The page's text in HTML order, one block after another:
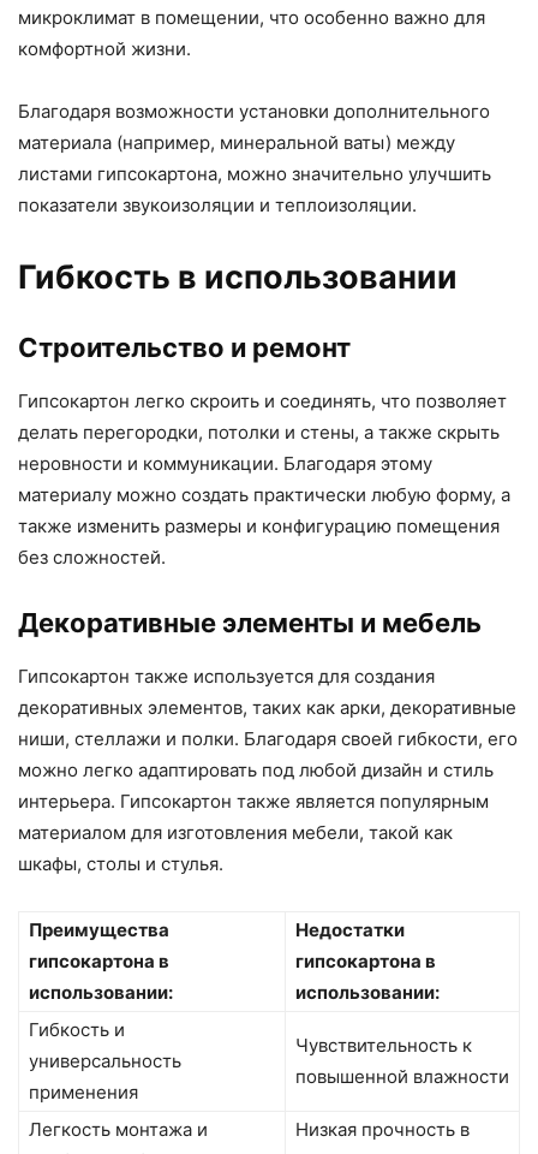
микроклимат в помещении, что особенно важно для
комфортной жизни.
Благодаря возможности установки дополнительного
материала (например, минеральной ваты) между
листами гипсокартона, можно значительно улучшить
показатели звукоизоляции и теплоизоляции.
Гибкость в использовании
Строительство и ремонт
Гипсокартон легко скроить и соединять, что позволяет
делать перегородки, потолки и стены, а также скрыть
неровности и коммуникации. Благодаря этому
материалу можно создать практически любую форму, а
также изменить размеры и конфигурацию помещения
без сложностей.
Декоративные элементы и мебель
Гипсокартон также используется для создания
декоративных элементов, таких как арки, декоративные
ниши, стеллажи и полки. Благодаря своей гибкости, его
можно легко адаптировать под любой дизайн и стиль
интерьера. Гипсокартон также является популярным
материалом для изготовления мебели, такой как
шкафы, столы и стулья.
Преимущества
гипсокартона в
использовании:
Недостатки
гипсокартона в
использовании:
Гибкость и
универсальность
применения
Чувствительность к
повышенной влажности
Легкость монтажа и
Низкая прочность в